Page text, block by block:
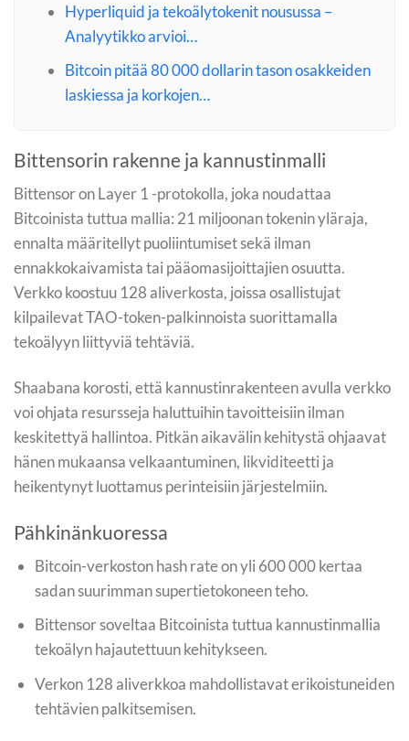
Hyperliquid ja tekoälytokenit nousussa –
Analyytikko arvioi…
Bitcoin pitää 80 000 dollarin tason osakkeiden
laskiessa ja korkojen…
Bittensorin rakenne ja kannustinmalli
Bittensor on Layer 1 -protokolla, joka noudattaa
Bitcoinista tuttua mallia: 21 miljoonan tokenin yläraja,
ennalta määritellyt puoliintumiset sekä ilman
ennakkokaivamista tai pääomasijoittajien osuutta.
Verkko koostuu 128 aliverkosta, joissa osallistujat
kilpailevat TAO-token-palkinnoista suorittamalla
tekoälyyn liittyviä tehtäviä.
Shaabana korosti, että kannustinrakenteen avulla verkko
voi ohjata resursseja haluttuihin tavoitteisiin ilman
keskitettyä hallintoa. Pitkän aikavälin kehitystä ohjaavat
hänen mukaansa velkaantuminen, likviditeetti ja
heikentynyt luottamus perinteisiin järjestelmiin.
Pähkinänkuoressa
Bitcoin-verkoston hash rate on yli 600 000 kertaa
sadan suurimman supertietokoneen teho.
Bittensor soveltaa Bitcoinista tuttua kannustinmallia
tekoälyn hajautettuun kehitykseen.
Verkon 128 aliverkkoa mahdollistavat erikoistuneiden
tehtävien palkitsemisen.